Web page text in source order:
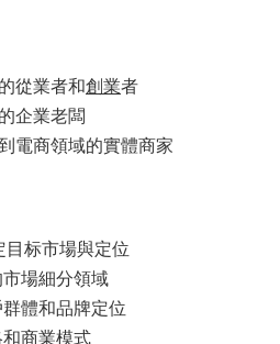
從業者和創業者
企業老闆
電商領域的實體商家
标市場與定位
場細分領域
體和品牌定位
商業模式